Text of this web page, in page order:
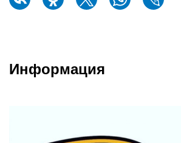
Информация